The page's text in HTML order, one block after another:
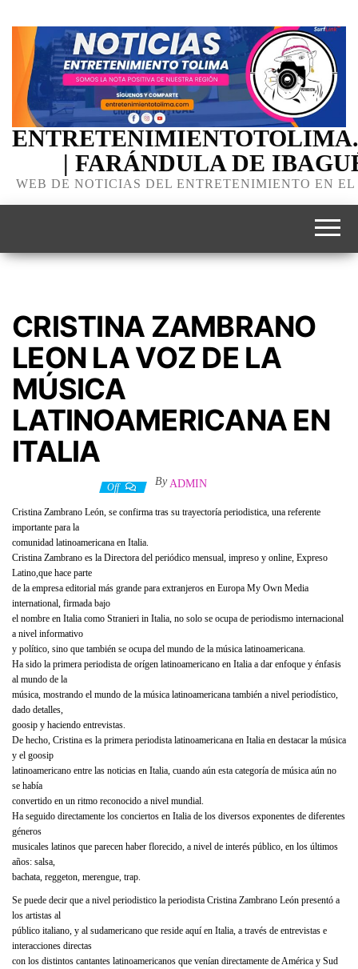
| FARÁNDULA DE
WEB DE NOTICIAS DEL ENTRETENIMIENTO EN
CRISTINA ZAMBRANO
LEON LA VOZ DE LA
MÚSICA
LATINOAMERICANA EN
ITALIA
Off By ADMIN
Cristina Zambrano León, se confirma tras su trayectoría periodistica, una referente
importante para la
comunidad latinoamericana en Italia.
Cristina Zambrano es la Directora del periódico mensual, impreso y online, Expreso
Latino,que hace parte
de la empresa editorial más grande para extranjeros en Europa My Own Media
international, firmada bajo
el nombre en Italia como Stranieri in Italia, no solo se ocupa de periodismo internacional
a nivel informativo
y político, sino que también se ocupa del mundo de la música latinoamericana.
Ha sido la primera periodista de orígen latinoamericano en Italia a dar enfoque y énfasis
al mundo de la
música, mostrando el mundo de la música latinoamericana también a nivel periodístico,
dado detalles,
goosip y haciendo entrevistas.
De hecho, Cristina es la primera periodista latinoamericana en Italia en destacar la música
y el goosip
latinoamericano entre las noticias en Italia, cuando aún esta categoría de música aún no
se había
convertido en un ritmo reconocido a nivel mundial.
Ha seguido directamente los conciertos en Italia de los diversos exponentes de diferentes
géneros
musicales latinos que parecen haber florecido, a nivel de interés público, en los últimos
años: salsa,
bachata, reggeton, merengue, trap.
Se puede decir que a nivel periodistico la periodista Cristina Zambrano León presentó a
los artistas al
público italiano, y al sudamericano que reside aquí en Italia, a través de entrevistas e
interacciones directas
con los distintos cantantes latinoamericanos que venían directamente de América y Sud